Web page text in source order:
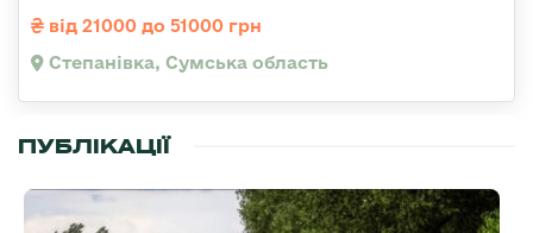
від 21000 до 51000 грн
Степанівка, Сумська область
ПУБЛІКАЦІЇ